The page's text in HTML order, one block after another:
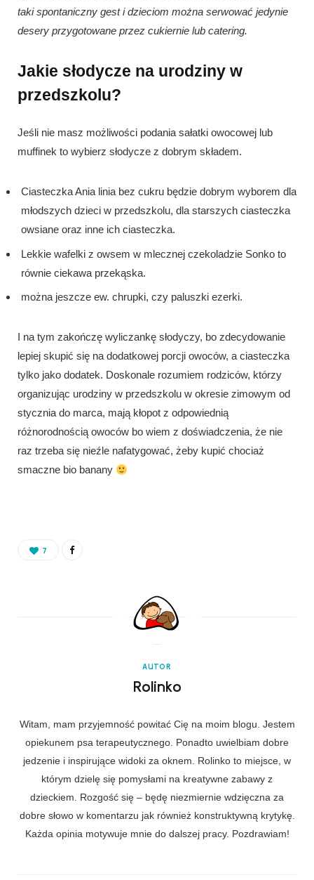
taki spontaniczny gest i dzieciom można serwować jedynie
desery przygotowane przez cukiernie lub catering.
Jakie słodycze na urodziny w
przedszkolu?
Jeśli nie masz możliwości podania sałatki owocowej lub
muffinek to wybierz słodycze z dobrym składem.
Ciasteczka Ania linia bez cukru będzie dobrym wyborem dla
młodszych dzieci w przedszkolu, dla starszych ciasteczka
owsiane oraz inne ich ciasteczka.
Lekkie wafelki z owsem w mlecznej czekoladzie Sonko to
równie ciekawa przekąska.
można jeszcze ew. chrupki, czy paluszki ezerki.
I na tym zakończę wyliczankę słodyczy, bo zdecydowanie
lepiej skupić się na dodatkowej porcji owoców, a ciasteczka
tylko jako dodatek. Doskonale rozumiem rodziców, którzy
organizując urodziny w przedszkolu w okresie zimowym od
stycznia do marca, mają kłopot z odpowiednią
różnorodnością owoców bo wiem z doświadczenia, że nie
raz trzeba się nieźle nafatygować, żeby kupić chociaż
smaczne bio banany
7
AUTOR
Rolinko
Witam, mam przyjemność powitać Cię na moim blogu. Jestem
opiekunem psa terapeutycznego. Ponadto uwielbiam dobre
jedzenie i inspirujące widoki za oknem. Rolinko to miejsce, w
którym dzielę się pomysłami na kreatywne zabawy z
dzieckiem. Rozgość się – będę niezmiernie wdzięczna za
dobre słowo w komentarzu jak również konstruktywną krytykę.
Każda opinia motywuje mnie do dalszej pracy. Pozdrawiam!